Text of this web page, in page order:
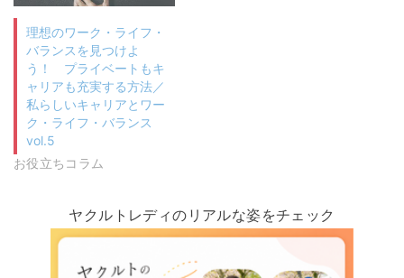
理想のワーク・ライフ・
バランスを見つけよ
う！ プライベートもキ
ャリアも充実する方法／
私らしいキャリアとワー
ク・ライフ・バランス
vol.5
お役立ちコラム
ヤクルトレディのリアルな姿をチェック